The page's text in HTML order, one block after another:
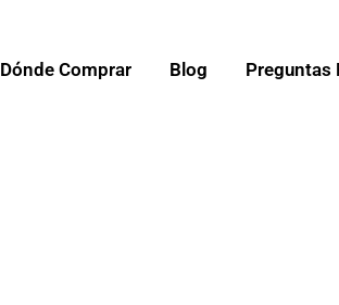
Dónde Comprar Blog Preguntas